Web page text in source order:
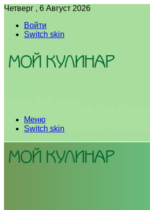
Четверг , 6 Август 2026
Войти
Switch skin
Меню
Switch skin